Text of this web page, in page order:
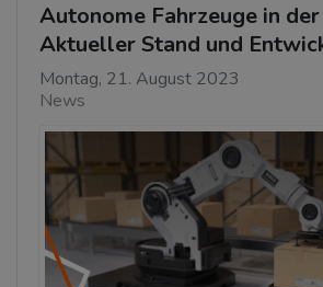
Autonome Fahrzeuge in
Aktueller Stand und
Montag, 21. August 2023
News